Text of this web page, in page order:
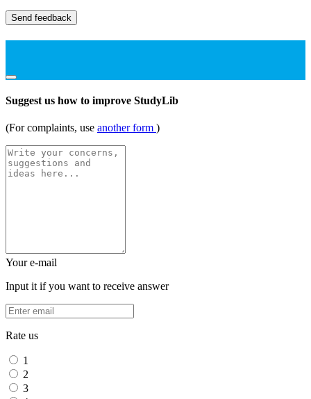
Send feedback
Suggest us how to improve StudyLib
(For complaints, use another form )
Your e-mail
Input it if you want to receive answer
Rate us
1
2
3